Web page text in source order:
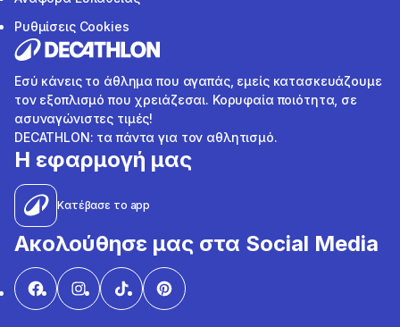
Ρυθμίσεις Cookies
Εσύ κάνεις το άθλημα που αγαπάς, εμείς κατασκευάζουμε
τον εξοπλισμό που χρειάζεσαι. Κορυφαία ποιότητα, σε
ασυναγώνιστες τιμές!
DECATHLON: τα πάντα για τον αθλητισμό.
Η εφαρμογή μας
Κατέβασε το app
Ακολούθησε μας στα Social Media